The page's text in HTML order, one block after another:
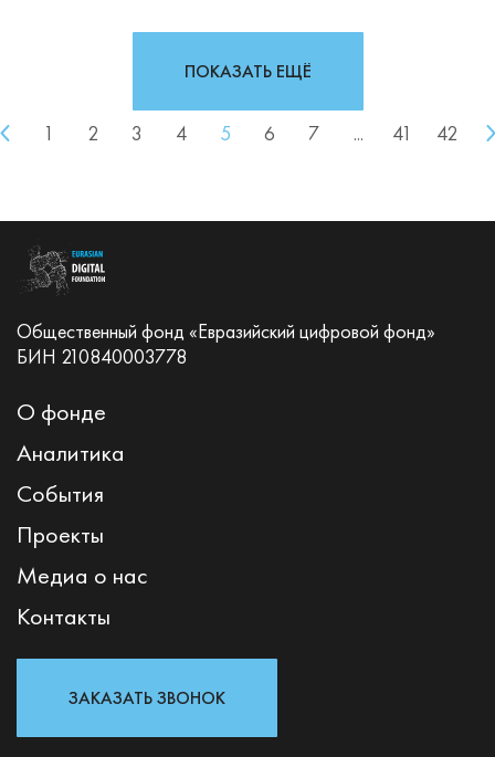
1 2 3 4 5 6 7 ... 41 42
ПОКАЗАТЬ ЕЩЁ
Общественный фонд «Евразийский цифровой фонд»
БИН 210840003778
О фонде
Аналитика
События
Проекты
Медиа о нас
Контакты
ЗАКАЗАТЬ ЗВОНОК